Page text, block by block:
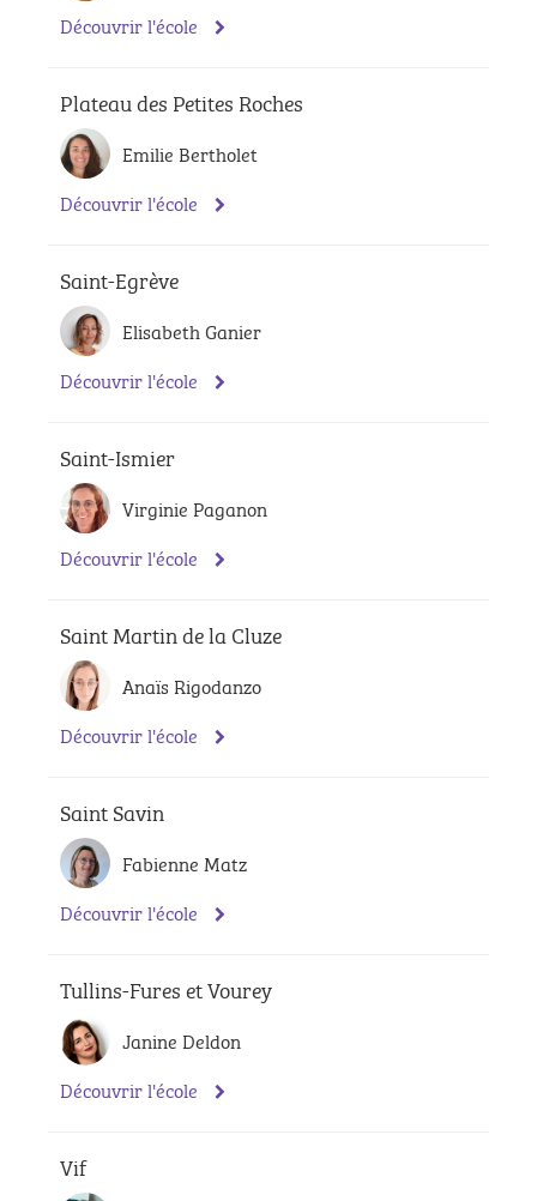
Découvrir l'école
Plateau des Petites Roches
Emilie Bertholet
Découvrir l'école
Saint-Egrève
Elisabeth Ganier
Découvrir l'école
Saint-Ismier
Virginie Paganon
Découvrir l'école
Saint Martin de la Cluze
Anaïs Rigodanzo
Découvrir l'école
Saint Savin
Fabienne Matz
Découvrir l'école
Tullins-Fures et Vourey
Janine Deldon
Découvrir l'école
Vif